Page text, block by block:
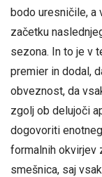
bodo uresničile, a
začetku
sezona. In to je v
premier in dodal,
obveznost, da
zgolj ob delujoči
dogovoriti
formalnih okvirjev
smešnica, saj